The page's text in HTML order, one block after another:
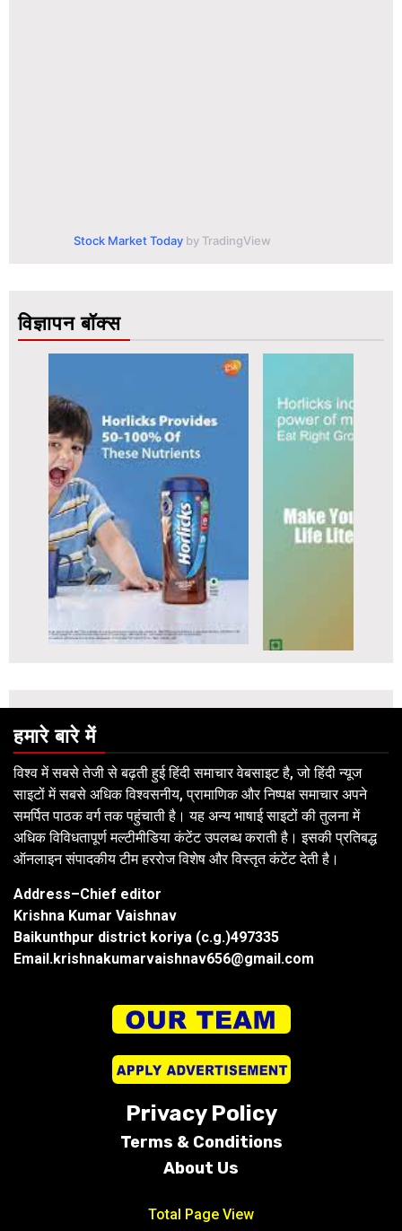
Stock Market Today by TradingView
विज्ञापन बॉक्स
हमारे बारे में
विश्व में सबसे तेजी से बढ़ती हुई हिंदी समाचार वेबसाइट है, जो हिंदी न्यूज
साइटों में सबसे अधिक विश्वसनीय, प्रामाणिक और निष्पक्ष समाचार अपने
समर्पित पाठक वर्ग तक पहुंचाती है। यह अन्य भाषाई साइटों की तुलना में
अधिक विविधतापूर्ण मल्टीमीडिया कंटेंट उपलब्ध कराती है। इसकी प्रतिबद्ध
ऑनलाइन संपादकीय टीम हररोज विशेष और विस्तृत कंटेंट देती है।
Address–Chief editor
Krishna Kumar Vaishnav
Baikunthpur district koriya (c.g.)497335
Email.krishnakumarvaishnav656@gmail.com
Privacy Policy
Terms & Conditions
About Us
Total Page View